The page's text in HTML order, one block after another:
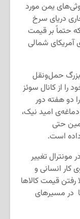
یمن مورد
دریای سرخ
که حتماً بر قیمت
آمریکای شمالی
حمل‌ونقل
از کانال سوئز
دو هفته دور
دماغه‌ی امید نیک،
حتی
داده است.
تغییر
کار انسانی و
قیمت کالاها
در مسیرهای